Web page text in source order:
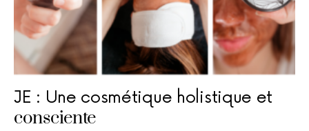
JE : Une cosmétique holistique et
consciente